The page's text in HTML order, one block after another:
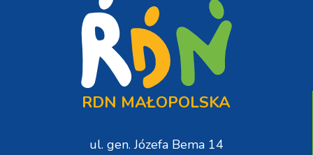
RDN MAŁOPOLSKA
ul. gen. Józefa Bema 14